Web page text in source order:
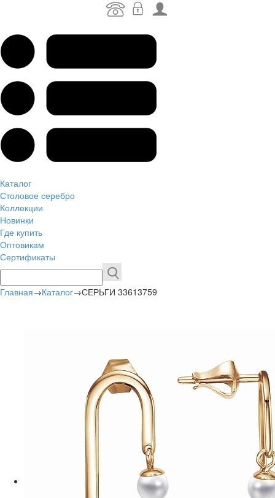
Каталог
Столовое серебро
Коллекции
Новинки
Где купить
Оптовикам
Сертификаты
Главная→Каталог→СЕРЬГИ 33613759